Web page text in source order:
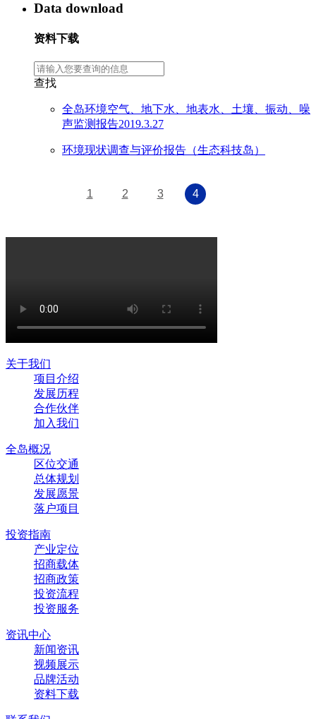
Data download
资料下载
查找
全岛环境空气、地下水、地表水、土壤、振动、噪
声监测报告2019.3.27
环境现状调查与评价报告（生态科技岛）
1 2 3 4
关于我们
项目介绍
发展历程
合作伙伴
加入我们
全岛概况
区位交通
总体规划
发展愿景
落户项目
投资指南
产业定位
招商载体
招商政策
投资流程
投资服务
资讯中心
新闻资讯
视频展示
品牌活动
资料下载